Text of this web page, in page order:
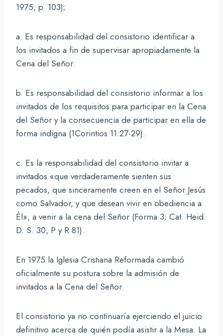
1975, p. 103);
a. Es responsabilidad del consistorio identificar a
los invitados a fin de supervisar apropiadamente la
Cena del Señor.
b. Es responsabilidad del consistorio informar a los
invitados de los requisitos para participar en la Cena
del Señor y la consecuencia de participar en ella de
forma indigna (1Corintios 11:27-29).
c. Es la responsabilidad del consistorio invitar a
invitados «que verdaderamente sienten sus
pecados, que sinceramente creen en el Señor Jesús
como Salvador, y que desean vivir en obediencia a
Él», a venir a la cena del Señor (Forma 3; Cat. Heid.
D. S. 30, P y R 81).
En 1975 la Iglesia Cristiana Reformada cambió
oficialmente su postura sobre la admisión de
invitados a la Cena del Señor.
El consistorio ya no continuaría ejerciendo el juicio
definitivo acerca de quién podía asistir a la Mesa. La